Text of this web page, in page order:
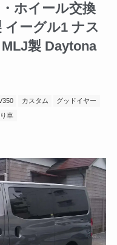
ホイール交換
イーグル1 ナス
製 Daytona
カスタム グッドイヤー
車